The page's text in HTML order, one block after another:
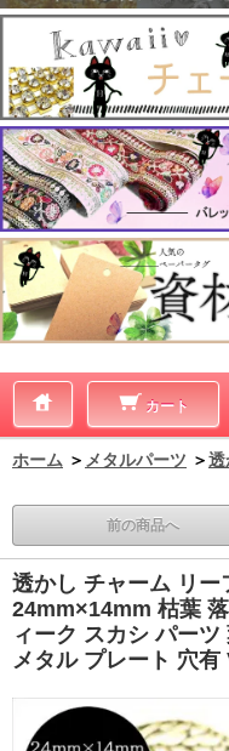
カート
ホーム ＞ メタルパーツ ＞透
前の商品へ
透かし チャーム リー
24mm×14mm 枯葉
ィーク スカシ パー
メタル プレート 穴有